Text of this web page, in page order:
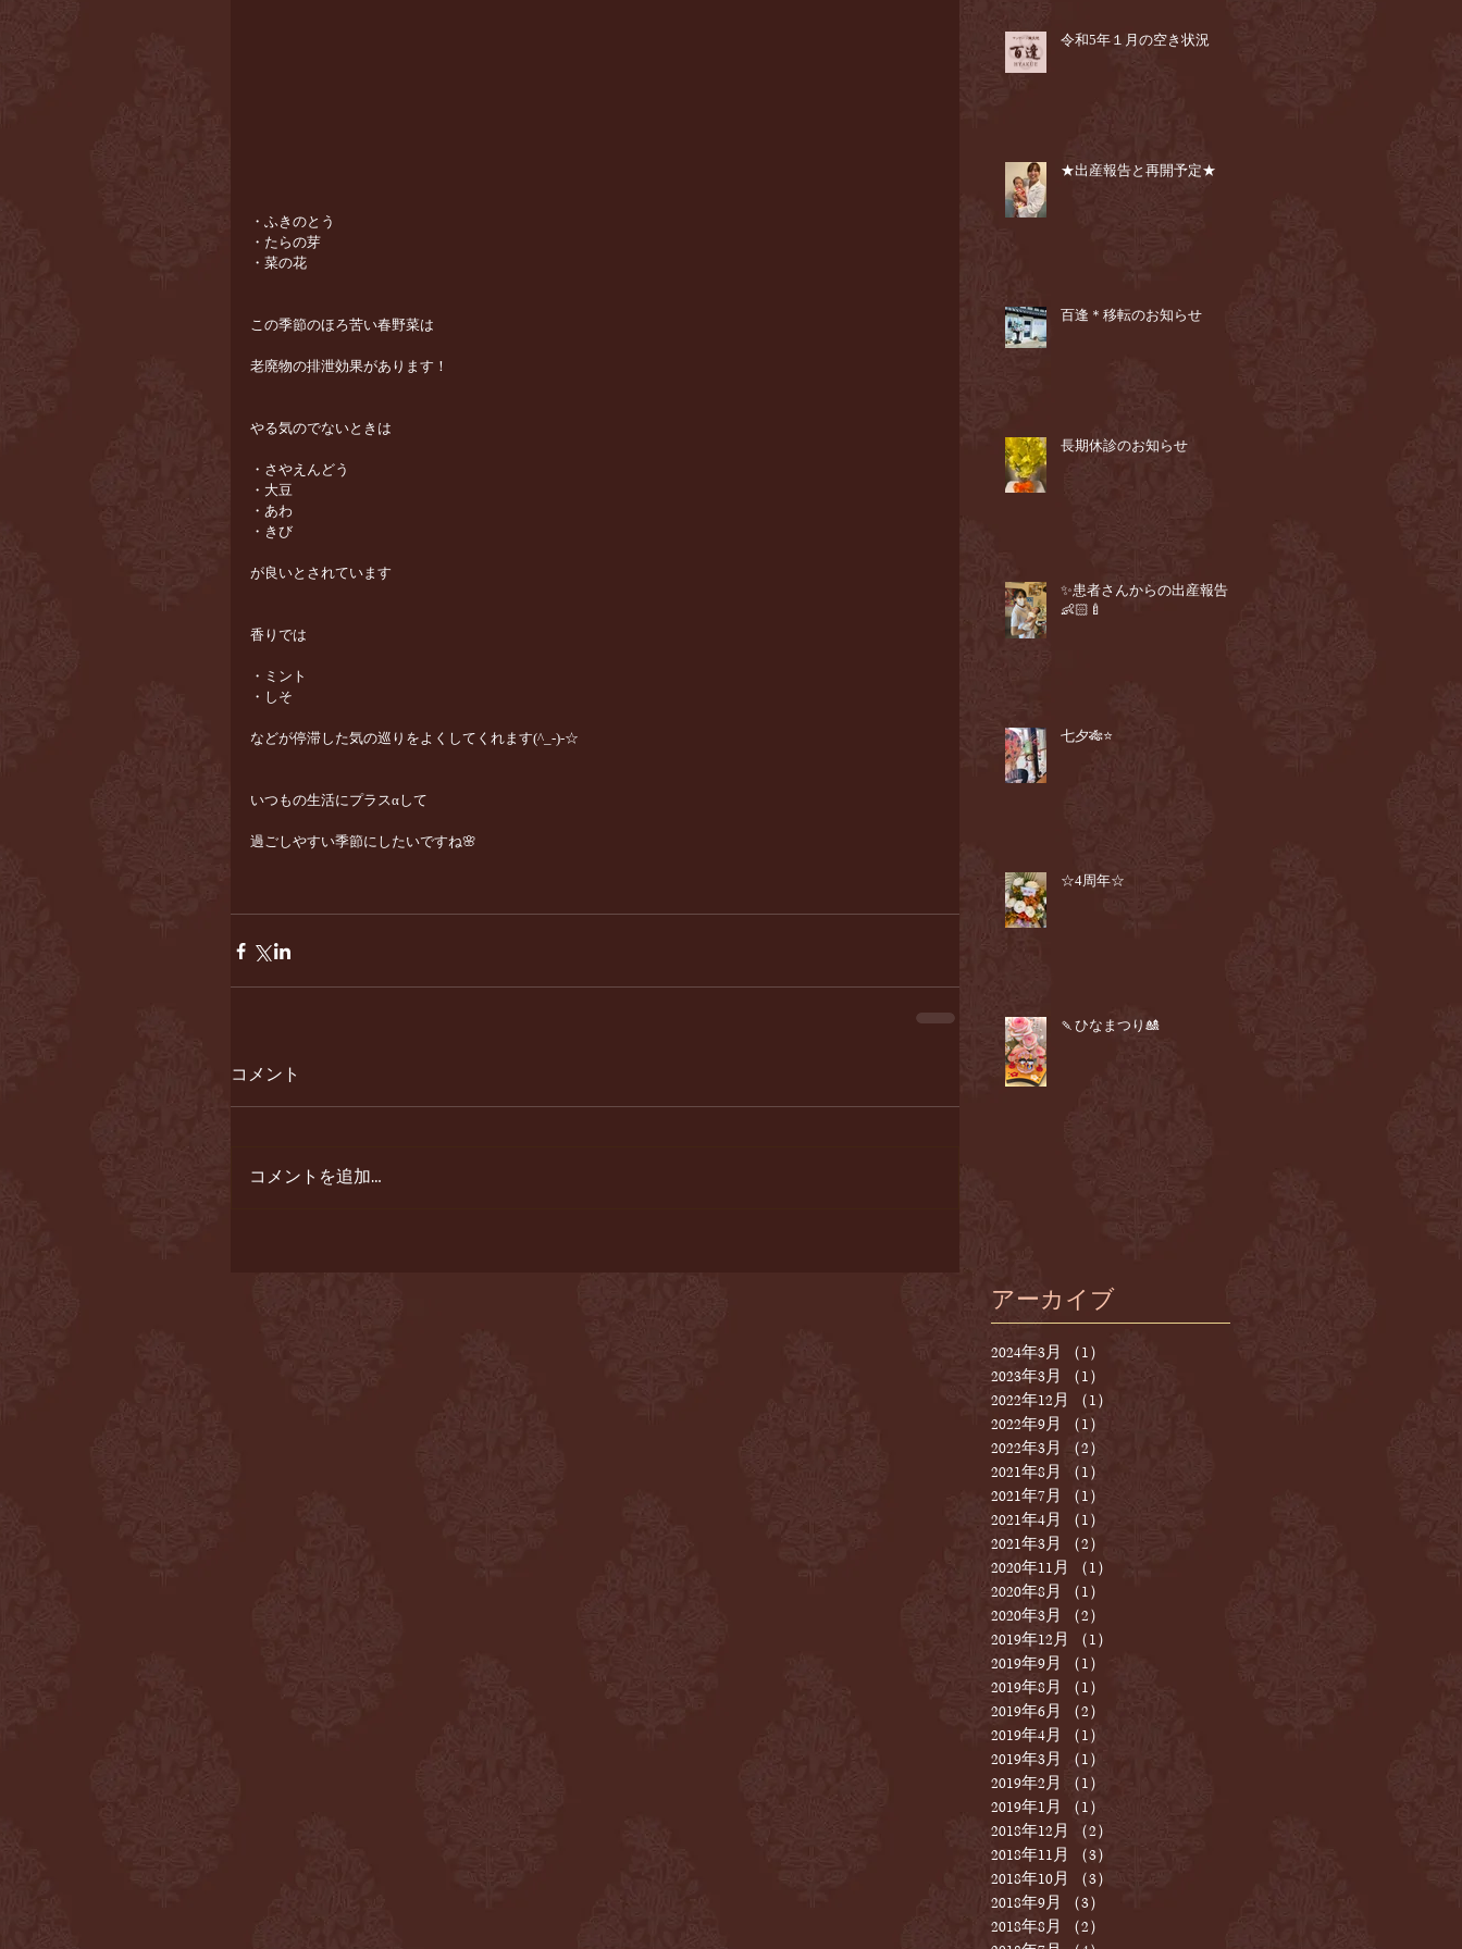
・ふきのとう
・たらの芽
・菜の花
この季節のほろ苦い春野菜は
老廃物の排泄効果があります！
やる気のでないときは
・さやえんどう
・大豆
・あわ
・きび
が良いとされています
香りでは
・ミント
・しそ
などが停滞した気の巡りをよくしてくれます(^_-)-☆
いつもの生活にプラスαして
過ごしやすい季節にしたいですね🌸
コメント
コメントを追加…
令和5年１月の空き状況
★出産報告と再開予定★
百逢＊移転のお知らせ
長期休診のお知らせ
✨患者さんからの出産報告
👶🏻🍼
七夕🎋⭐️
☆4周年☆
🍡ひなまつり🎎
アーカイブ
2024年3月 （1）
2023年3月
（1）
1件の記事
2022年12月
（1）
2022年9月
（1）
2022年3月
（2）
2021年8月
（1）
2021年7月
（1）
2021年4月
（1）
2021年3月
（2）
2020年11月
（1）
1件の記事
2020年8月
（1）
2020年3月
（2）
2019年12月
（1）
2019年9月
（1）
2019年8月
（1）
2019年6月
（2）
2019年4月
（1）
2019年3月
（1）
2019年2月
（1）
2019年1月
（1）
1件の記事
2018年12月
（2）
2018年11月
（3）
2018年10月
（3）
2018年9月
（3）
2018年8月
（2）